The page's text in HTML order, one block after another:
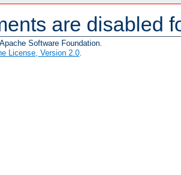
are disabled
Software Foundation.
License, Version 2.0